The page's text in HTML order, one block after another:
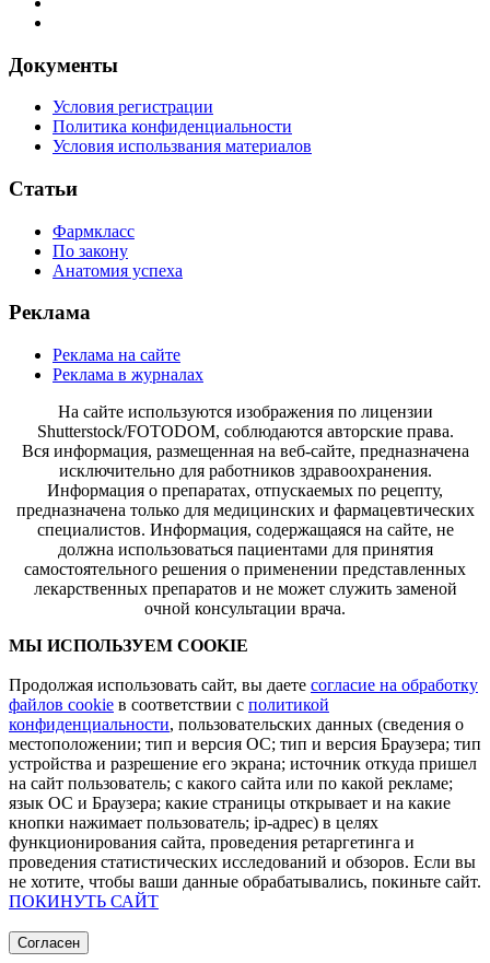
Документы
Условия регистрации
Политика конфиденциальности
Условия использвания материалов
Статьи
Фармкласс
По закону
Анатомия успеха
Реклама
Реклама на сайте
Реклама в журналах
На сайте используются изображения по лицензии
Shutterstock/FOTODOM, соблюдаются авторские права.
Вся информация, размещенная на веб-сайте, предназначена
исключительно для работников здравоохранения.
Информация о препаратах, отпускаемых по рецепту,
предназначена только для медицинских и фармацевтических
специалистов. Информация, содержащаяся на сайте, не
должна использоваться пациентами для принятия
самостоятельного решения о применении представленных
лекарственных препаратов и не может служить заменой
очной консультации врача.
МЫ ИСПОЛЬЗУЕМ COOKIE
Продолжая использовать сайт, вы даете согласие на обработку
файлов cookie в соответствии с политикой
конфиденциальности, пользовательских данных (сведения о
местоположении; тип и версия ОС; тип и версия Браузера; тип
устройства и разрешение его экрана; источник откуда пришел
на сайт пользователь; с какого сайта или по какой рекламе;
язык ОС и Браузера; какие страницы открывает и на какие
кнопки нажимает пользователь; ip-адрес) в целях
функционирования сайта, проведения ретаргетинга и
проведения статистических исследований и обзоров. Если вы
не хотите, чтобы ваши данные обрабатывались, покиньте сайт.
ПОКИНУТЬ САЙТ
Согласен